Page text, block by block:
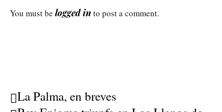
You must be logged in to post a comment.
La Palma, en breves